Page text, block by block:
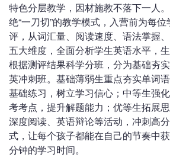
特色分层教学，因材施教不落下一人
绝“一刀切”的教学模式，入营前为每
评，从词汇量、阅读速度、语法掌握
五大维度，全面分析学生英语水平，生
根据测评结果科学分班，分为基础夯
英冲刺班。基础薄弱生重点夯实单词语
基础练习，树立学习信心；中等生强
考考点，提升解题能力；优等生拓展
深度阅读、英语辩论等活动，冲刺高
式，让每个孩子都能在自己的节奏中
分钟的学习时间。